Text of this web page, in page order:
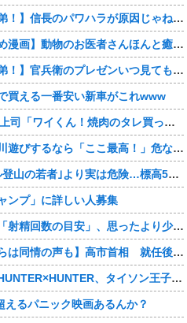
【豊臣兄弟！】信長のパワハラが原因じゃね・・・？
【おすすめ漫画】動物のお医者さんほんと癒し・・・・
【豊臣兄弟！】官兵衛のプレゼンいつ見ても笑う・・・・
買える一番安い新車がこれwww
休日BBQ上司「ワイくん！焼肉のタレ買ってきてくれる？」ワイ「！！？」
夏休みに川遊びするなら「ここ最高！」危ない場所をSNS投稿、水難事故が起きたら法的責任を問われる？ 福岡県八女市の星野川
｢サンダル登山の若者｣より実は危険…標高599ｍの高尾山で年間100件超の遭難事故を起こしている張本人「中高年の転倒事故」
ンプ」に詳しい人募集
【悲報】「射精回数の目安」、思ったより少なすぎる…
【党内からは同情の声も】高市首相 就任後初の“マッサージ”報道に「疲れてるアピ？」とSNSでは一部から冷ややかな声…被災地視察“PV動画”から続く不信
【悲報】HUNTER×HUNTER、タイソン王子とツベッバ王子死亡
えるパニック映画あるんか？